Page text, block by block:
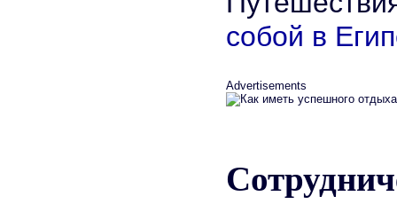
собой в
Advertisements